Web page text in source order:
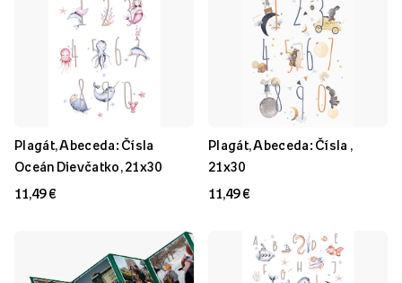
Plagát, Abeceda: Čísla
Oceán Dievčatko, 21x30
11,49 €
Plagát, Abeceda: Čísla ,
21x30
11,49 €